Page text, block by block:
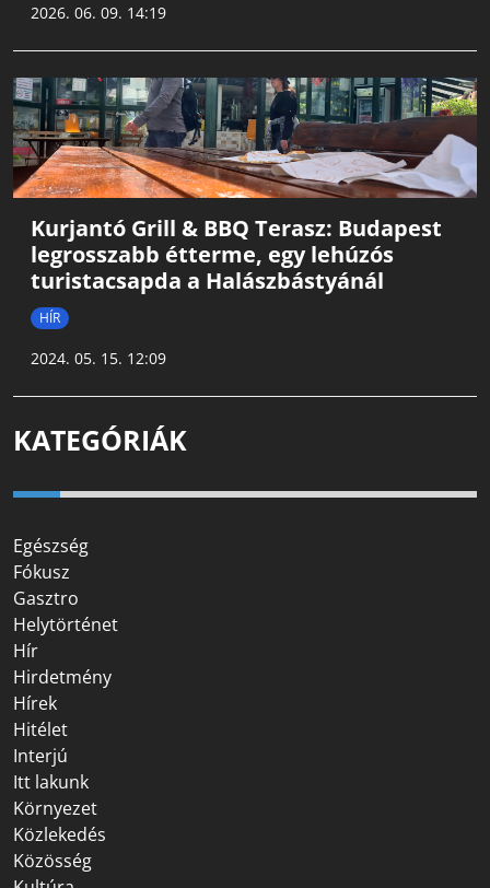
2026. 06. 09. 14:19
Kurjantó Grill & BBQ Terasz: Budapest
legrosszabb étterme, egy lehúzós
turistacsapda a Halászbástyánál
HÍR
2024. 05. 15. 12:09
KATEGÓRIÁK
Egészség
Fókusz
Gasztro
Helytörténet
Hír
Hirdetmény
Hírek
Hitélet
Interjú
Itt lakunk
Környezet
Közlekedés
Közösség